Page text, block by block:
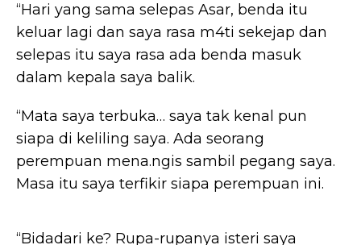
“Hari yang sama selepas Asar, benda itu
keluar lagi dan saya rasa m4ti sekejap dan
selepas itu saya rasa ada benda masuk
dalam kepala saya balik.
“Mata saya terbuka… saya tak kenal pun
siapa di keliling saya. Ada seorang
perempuan mena.ngis sambil pegang saya.
Masa itu saya terfikir siapa perempuan ini.
“Bidadari ke? Rupa-rupanya isteri saya